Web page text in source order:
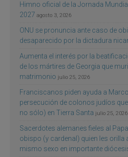
Himno oficial de la Jornada
2027 agosto 3, 2026
ONU se pronuncia ante caso de
desaparecido por la dictadura
Aumenta el interés por la
de los mártires de Georgia que
matrimonio julio 25, 2026
Franciscanos piden ayuda a
persecución de colonos judíos
no sólo) en Tierra Santa julio 25, 2026
Sacerdotes alemanes fieles al
obispo (y cardenal) quien les orilla
mismo sexo en importante